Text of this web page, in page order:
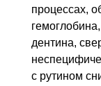
процессах,
дентина,
с рутином